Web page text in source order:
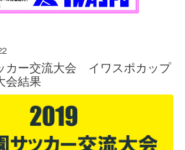
カー交流大会 イワスポカップ
会結果